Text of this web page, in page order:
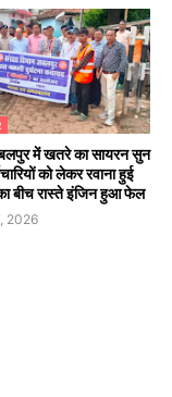
में खतरे का सायरन सुन
को लेकर रवाना हुई
बीच रास्ते इंजिन हुआ फेल
2026